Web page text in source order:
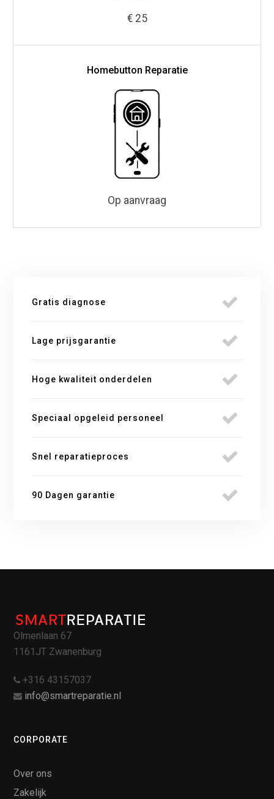
€ 25
Homebutton Reparatie
Op aanvraag
Gratis diagnose
Lage prijsgarantie
Hoge kwaliteit onderdelen
Speciaal opgeleid personeel
Snel reparatieproces
90 Dagen garantie
Olmenlaan 67
1161JT Zwanenburg
+316 43157037
info@smartreparatie.nl
CORPORATE
Over ons
Zakelijk